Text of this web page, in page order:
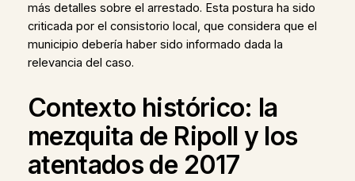
más detalles sobre el arrestado. Esta postura ha sido
criticada por el consistorio local, que considera que el
municipio debería haber sido informado dada la
relevancia del caso.
Contexto histórico: la
mezquita de Ripoll y los
atentados de 2017